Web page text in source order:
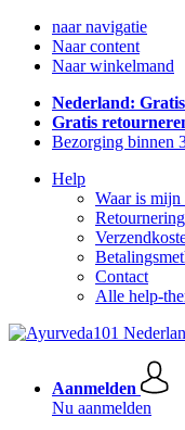
naar navigatie
Naar content
Naar winkelmand
Nederland:
Gratis
Bezorging binnen
Help
Waar is mijn
Contact
Alle help-
Aanmelden
Nu aanmelden